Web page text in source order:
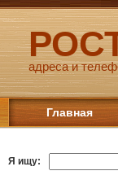
адреса и
Главная
Я ищу: